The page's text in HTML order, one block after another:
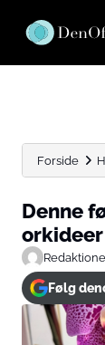
Forside
Denne
Følg